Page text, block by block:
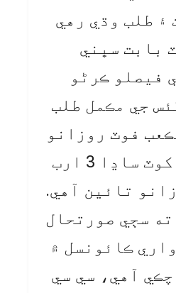
۽ طلب وڌي رهي
بابت سڀني
فيصلو ڪرڻو
جي مڪمل طلب
مڪعب فوٽ روزانو
تائين آهي ۽ کوٽ ساڍا 3 ارب
تائين آهي.
سڄي صورتحال
ڪائونسل ۾
آهي، سي سي